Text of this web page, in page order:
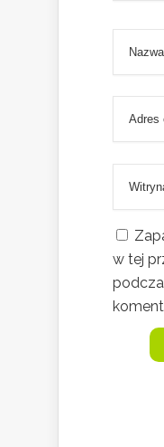
w tej